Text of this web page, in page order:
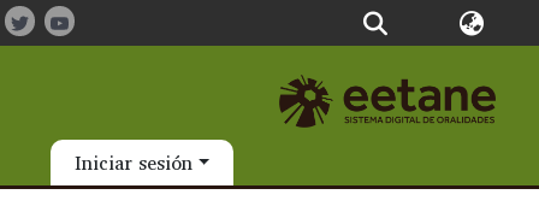
Iniciar sesión